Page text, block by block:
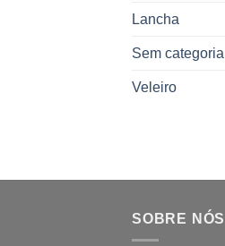
Lancha
Sem categoria
Veleiro
SOBRE NÓS